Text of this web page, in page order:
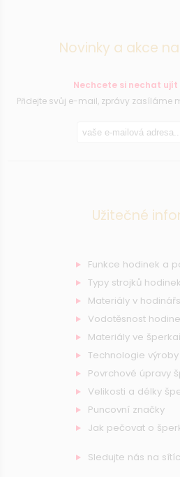
Novinky a akce
Nechcete si nechat ujít
Přidejte svůj e-mail, zprávy zasíláme
Užitečné
Funkce hodinek a
Typy strojků hodinek
Materiály v
Vodotěsnost
Materiály ve
Technologie
Povrchové úpravy
Velikosti a délky
Puncovní značky
Jak pečovat o
Sledujte nás na